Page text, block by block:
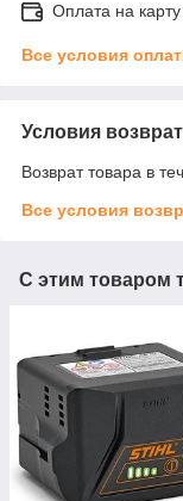
Оплата на
Все условия
Условия
Возврат товара в
Все условия
С этим товаром